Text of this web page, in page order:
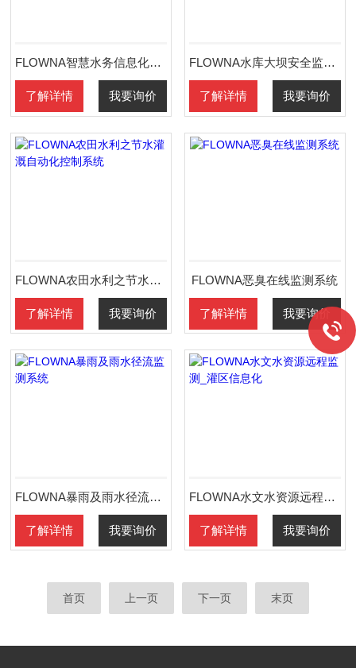
FLOWNA智慧水务信息化建设平台
了解详情 我要询价
FLOWNA水库大坝安全监测平台
了解详情 我要询价
FLOWNA农田水利之节水灌溉自动化控制系统
了解详情 我要询价
FLOWNA恶臭在线监测系统
了解详情 我要询价
FLOWNA暴雨及雨水径流监测系统
了解详情 我要询价
FLOWNA水文水资源远程监测_灌区信息化
了解详情 我要询价
首页 上一页 下一页 末页